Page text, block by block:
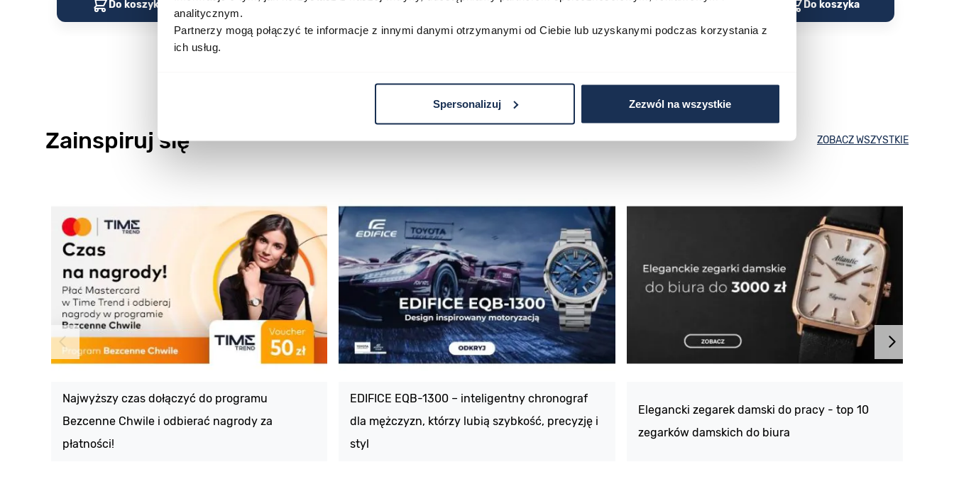
analitycznym.
Partnerzy mogą połączyć te informacje z innymi danymi otrzymanymi od Ciebie lub uzyskanymi podczas korzystania z
ich usług.
Spersonalizuj Zezwól na wszystkie
Do koszyka Do koszyka Do koszyka Do koszyka Do koszyka
Zainspiruj się ZOBACZ WSZYSTKIE
Najwyższy czas dołączyć do programu
Bezcenne Chwile i odbierać nagrody za
płatności!
EDIFICE EQB-1300 – inteligentny chronograf
dla mężczyzn, którzy lubią szybkość, precyzję i
styl
Elegancki zegarek damski do pracy - top 10
zegarków damskich do biura